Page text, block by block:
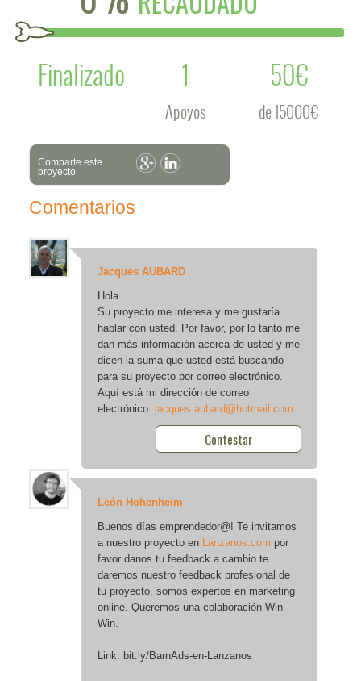
Finalizado
1
Apoyos
50€
de 15000€
Comparte este
proyecto
Comentarios
Jacques AUBARD
Hola
Su proyecto me interesa y me gustaría
hablar con usted. Por favor, por lo tanto me
dan más información acerca de usted y me
dicen la suma que usted está buscando
para su proyecto por correo electrónico.
Aquí está mi dirección de correo
electrónico: jacques.aubard@hotmail.com
Contestar
León Hohenheim
Buenos días emprendedor@! Te invitamos
a nuestro proyecto en Lanzanos.com por
favor danos tu feedback a cambio te
daremos nuestro feedback profesional de
tu proyecto, somos expertos en marketing
online. Queremos una colaboración Win-
Win.
Link: bit.ly/BarnAds-en-Lanzanos